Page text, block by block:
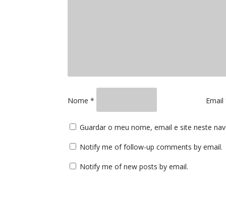
Nome* Email
Guardar o meu nome, email e site neste
Notify me of follow-up comments by email.
Notify me of new posts by email.